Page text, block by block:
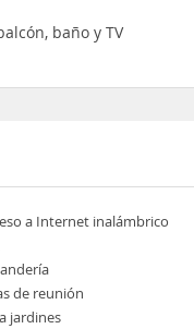
baño y TV
a Internet inalámbrico
de reunión
jardines